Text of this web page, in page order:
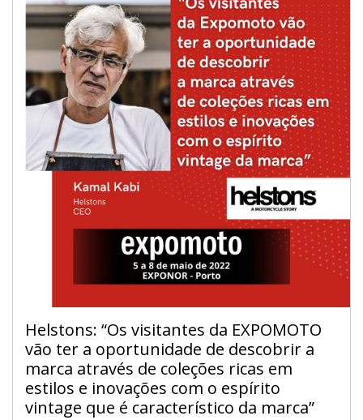
Helstons: “Os visitantes da EXPOMOTO
vão ter a oportunidade de descobrir a
marca através de coleções ricas em
estilos e inovações com o espírito
vintage que é característico da marca”